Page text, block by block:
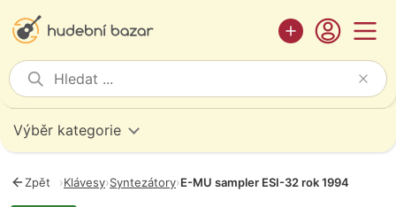
Výběr kategorie
Zpět ›Klávesy›Syntezátory›E-MU sampler ESI-32 rok 1994